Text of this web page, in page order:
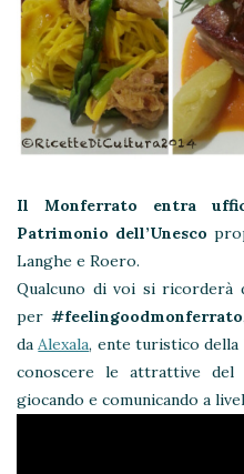
Il Monferrato entra
Patrimonio dell’Unesco
Langhe e Roero.
Qualcuno di voi si ricorderà
per #feelingoodmonferrato
da Alexala, ente turistico della
conoscere le attrattive
giocando e comunicando a